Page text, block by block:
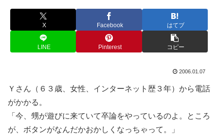
X Facebook はてブ
LINE Pinterest コピー
2006.01.07
Ｙさん（６３歳、女性、インターネット歴３年）から電話
がかかる。
「今、甥が遊びに来ていて卒論をやっているのよ。ところ
が、ボタンがなんだかおかしくなっちゃって。」